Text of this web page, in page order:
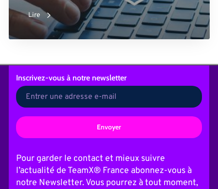
Lire
Inscrivez-vousà notre newsletter
t
e
r
n
Pour garder le contact et mieux suivre
l’actualité de TeamX® France abonnez-vous à
notre Newsletter. Vous pourrez à tout moment,